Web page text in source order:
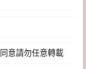
意請勿任意轉載